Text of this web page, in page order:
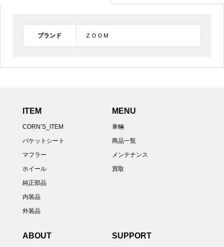
ブランド ＺＯＯＭ
ITEM
CORN’S_ITEM
バケットシート
マフラー
ホイール
純正部品
内装品
外装品
MENU
車輛
商品一覧
メンテナンス
買取
ABOUT SUPPORT